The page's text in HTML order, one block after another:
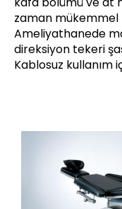
zaman mükemmel
Ameliyathanede
direksiyon tekeri
Kablosuz kullanım